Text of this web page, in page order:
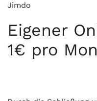
Jimdo
Eigener
1€ pro